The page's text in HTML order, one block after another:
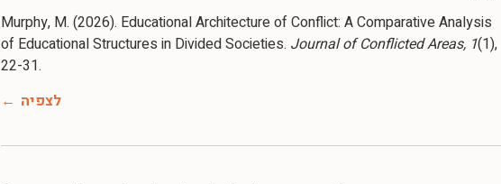
Murphy, M. (2026). Educational Architecture of Conflict: A Comparative Analysis
of Educational Structures in Divided Societies. Journal of Conflicted Areas, 1(1),
22-31.
לצפיה